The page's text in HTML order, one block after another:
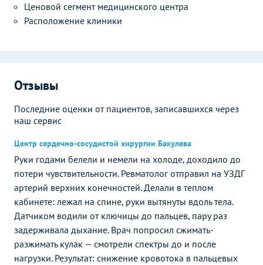
Ценовой сегмент медицинского центра
Расположение клиники
Отзывы
Последние оценки от пациентов, записавшихся через
наш сервис
Центр сердечно-сосудистой хирургии Бакулева
Руки годами белели и немели на холоде, доходило до
потери чувствительности. Ревматолог отправил на УЗДГ
артерий верхних конечностей. Делали в теплом
кабинете: лежал на спине, руки вытянуты вдоль тела.
Датчиком водили от ключицы до пальцев, пару раз
задерживала дыхание. Врач попросил сжимать-
разжимать кулак — смотрели спектры до и после
нагрузки. Результат: снижение кровотока в пальцевых